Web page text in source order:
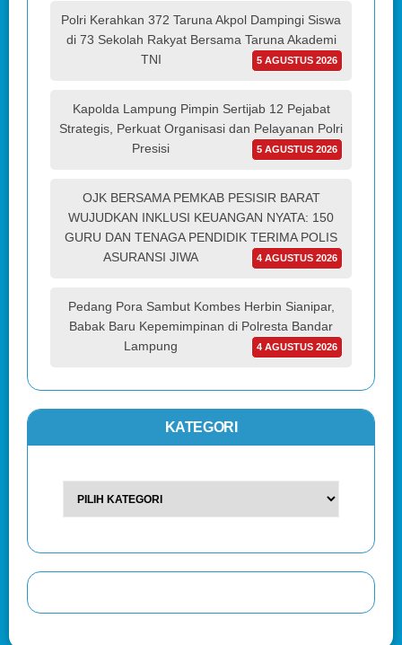
Polri Kerahkan 372 Taruna Akpol Dampingi Siswa
di 73 Sekolah Rakyat Bersama Taruna Akademi
TNI
5 AGUSTUS 2026
Kapolda Lampung Pimpin Sertijab 12 Pejabat
Strategis, Perkuat Organisasi dan Pelayanan Polri
Presisi
5 AGUSTUS 2026
OJK BERSAMA PEMKAB PESISIR BARAT
WUJUDKAN INKLUSI KEUANGAN NYATA: 150
GURU DAN TENAGA PENDIDIK TERIMA POLIS
ASURANSI JIWA
4 AGUSTUS 2026
Pedang Pora Sambut Kombes Herbin Sianipar,
Babak Baru Kepemimpinan di Polresta Bandar
Lampung
4 AGUSTUS 2026
KATEGORI